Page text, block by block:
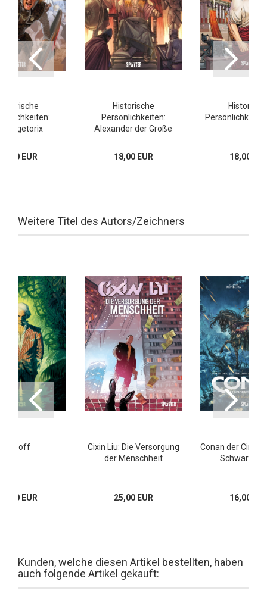
EUR
Historische
Persönlichkeiten:
Alexander der Große
18,00 EUR 18,00
Weitere Titel des Autors/Zeichners
Zaroff
EUR
Cixin Liu: Die Versorgung
der Menschheit
25,00 EUR
Conan der
Schwarze
16,00
Kunden, welche diesen Artikel bestellten, haben
auch folgende Artikel gekauft: